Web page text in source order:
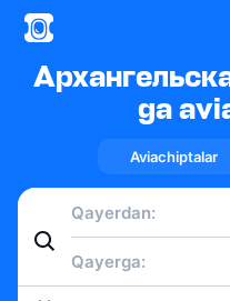
ga
Aviachiptalar